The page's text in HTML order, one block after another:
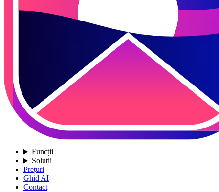
Funcții
Soluții
Prețuri
Ghid AI
Contact